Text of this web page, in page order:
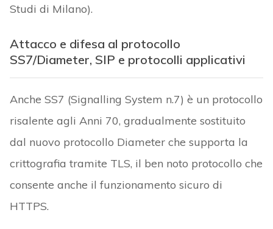
Studi di Milano).
Attacco e difesa al protocollo
SS7/Diameter, SIP e protocolli applicativi
Anche SS7 (Signalling System n.7) è un protocollo
risalente agli Anni 70, gradualmente sostituito
dal nuovo protocollo Diameter che supporta la
crittografia tramite TLS, il ben noto protocollo che
consente anche il funzionamento sicuro di
HTTPS.